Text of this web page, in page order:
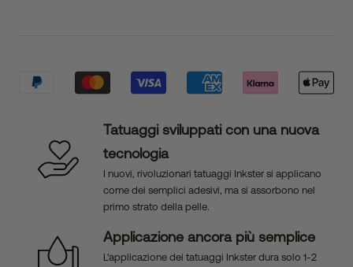
Tatuaggi sviluppati con una nuova
tecnologia
I nuovi, rivoluzionari tatuaggi Inkster si applicano
come dei semplici adesivi, ma si assorbono nel
primo strato della pelle.
Applicazione ancora più semplice
L'applicazione dei tatuaggi Inkster dura solo 1-2